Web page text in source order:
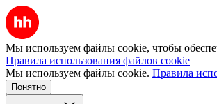
Мы используем файлы cookie, чтобы
Правила использования файлов cookie
Мы используем файлы cookie. Правила
Понятно